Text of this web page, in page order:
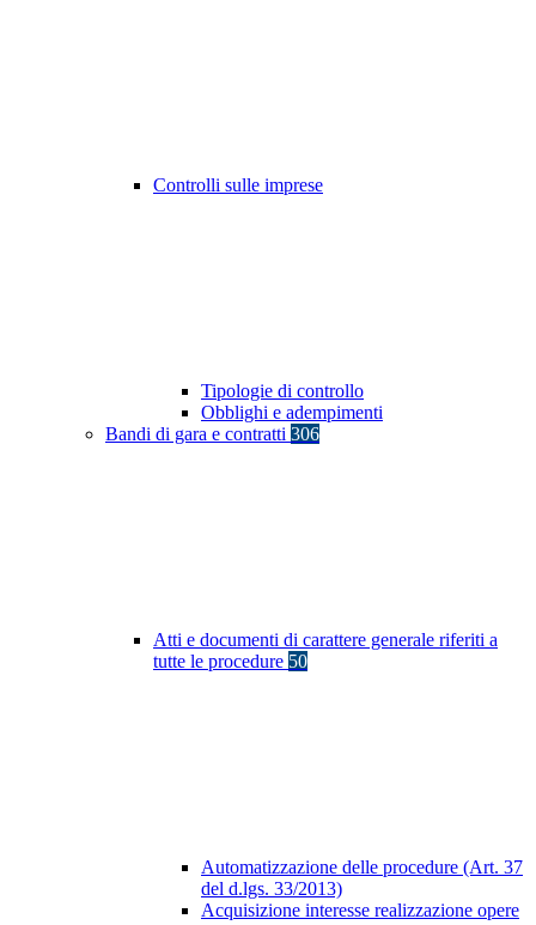
Controlli sulle imprese
Tipologie di controllo
Obblighi e adempimenti
Bandi di gara e contratti 306
Atti e documenti di carattere generale riferiti a
tutte le procedure 50
Automatizzazione delle procedure (Art. 37
del d.lgs. 33/2013)
Acquisizione interesse realizzazione opere